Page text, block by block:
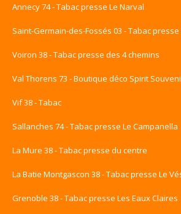
Annecy 74 - Tabac presse Le Narval
Saint-Germain-des-Fossés 03 - Tabac presse
Voiron 38 - Tabac presse des 4 chemins
Val Thorens 73 - Boutique déco Spirit
Vif 38 - Tabac
Sallanches 74 - Tabac presse Le Campanella
La Mure 38 - Tabac presse du centre
La Batie Montgascon 38 - Tabac presse Le
Grenoble 38 - Tabac presse Les Eaux Claires